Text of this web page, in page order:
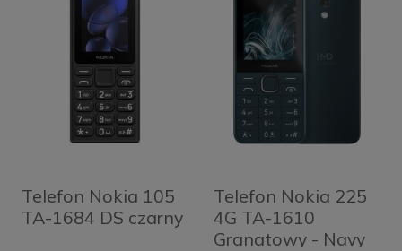
Telefon Nokia 105
TA-1684 DS czarny
Telefon Nokia 225
4G TA-1610
Granatowy - Navy